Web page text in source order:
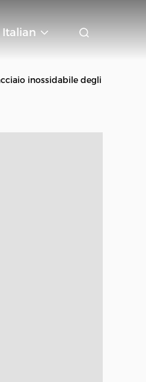
Italian
inossidabile degli